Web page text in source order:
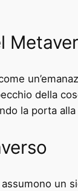
della
la porta
un